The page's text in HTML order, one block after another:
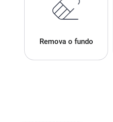
Remova o fundo